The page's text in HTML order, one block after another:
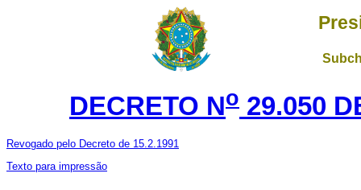
DECRETO No 29.050
Revogado pelo Decreto de 15.2.1991
Texto para impressão